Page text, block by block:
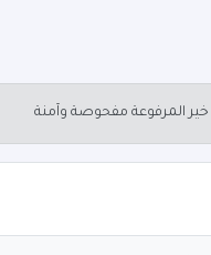
المرفوعة مفحوصة وآمنة